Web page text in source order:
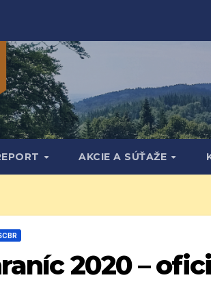
AKCIE A SÚŤAŽE
2020 –